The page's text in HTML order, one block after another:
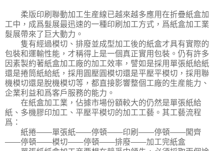
柔版印刷聯動加工生産線已越來越多應用在折疊紙盒加
工中，成爲髮展最迅速的一種印刷加工方式，爲紙盒加工業
髮展帶來了巨大動力。
隻有經過模切、排廢並成型加工後的紙盒才具有實際的
包裝和運輸性能，才稱得上是一個真正實用包裝。仍有許多
因素製約著紙盒加工廠的加工效率，譬如是採用單張紙給紙
還是捲筒紙給紙，採用圓壓圓模切還是平壓平模切，採用聯
機模切還是脫機模切等，都直接影響整個工廠的生産能力、
企業利益和爲客戶服務的能力。
在紙盒加工業，佔據市場份額較大的仍然是單張紙給
紙、多機膠印加工、平壓平模切的加工工藝。其工藝流程
爲：
紙捲——單張紙——停頓——印刷——停頓——闖齊
——停頓——模切——停頓——排廢——加工完紙盒